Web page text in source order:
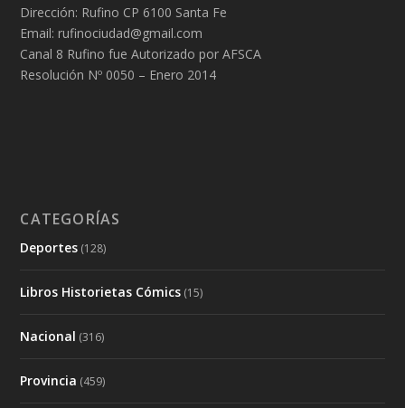
Dirección: Rufino CP 6100 Santa Fe
Email: rufinociudad@gmail.com
Canal 8 Rufino fue Autorizado por AFSCA
Resolución Nº 0050 – Enero 2014
CATEGORÍAS
Deportes (128)
Libros Historietas Cómics (15)
Nacional (316)
Provincia (459)